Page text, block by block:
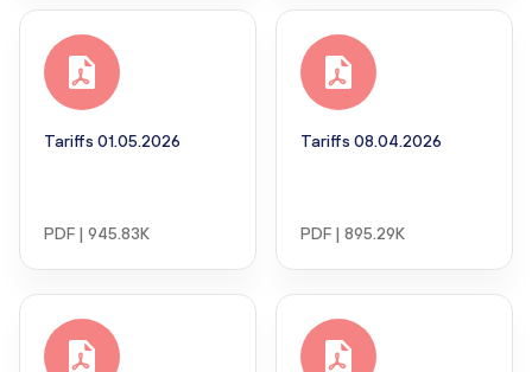
Tariffs 01.05.2026
PDF | 945.83K
Tariffs 08.04.2026
PDF | 895.29K